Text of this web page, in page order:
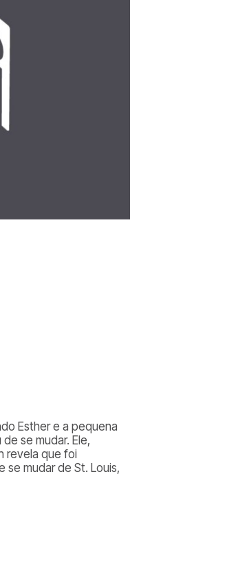
Esther e a pequena
se mudar. Ele,
revela que foi
se mudar de St. Louis,